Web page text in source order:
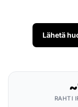
Lähetä
RAHTI